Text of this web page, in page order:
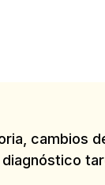
cambios